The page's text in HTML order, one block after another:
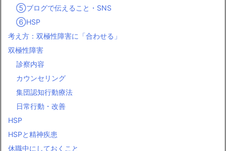
⑤ブログで伝えること・SNS
⑥HSP
考え方：双極性障害に「合わせる」
双極性障害
診察内容
カウンセリング
集団認知行動療法
日常行動・改善
HSP
HSPと精神疾患
休職中にしておくこと